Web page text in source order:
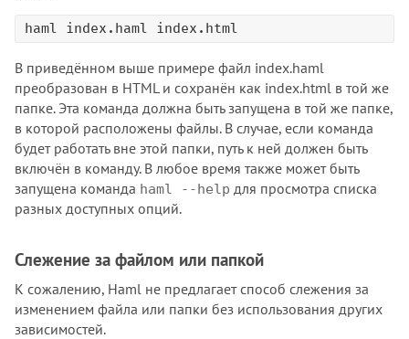
haml index.haml index.html
В приведённом выше примере файл index.haml
преобразован в HTML и сохранён как index.html в той же
папке. Эта команда должна быть запущена в той же папке,
в которой расположены файлы. В случае, если команда
будет работать вне этой папки, путь к ней должен быть
включён в команду. В любое время также может быть
запущена команда haml --help для просмотра списка
разных доступных опций.
Слежение за файлом или папкой
К сожалению, Haml не предлагает способ слежения за
изменением файла или папки без использования других
зависимостей.